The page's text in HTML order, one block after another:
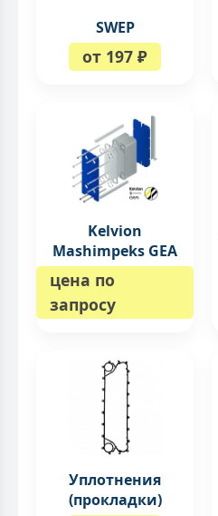
SWEP
от 197 ₽
Kelvion
Mashimpeks GEA
цена по
запросу
Уплотнения
(прокладки)